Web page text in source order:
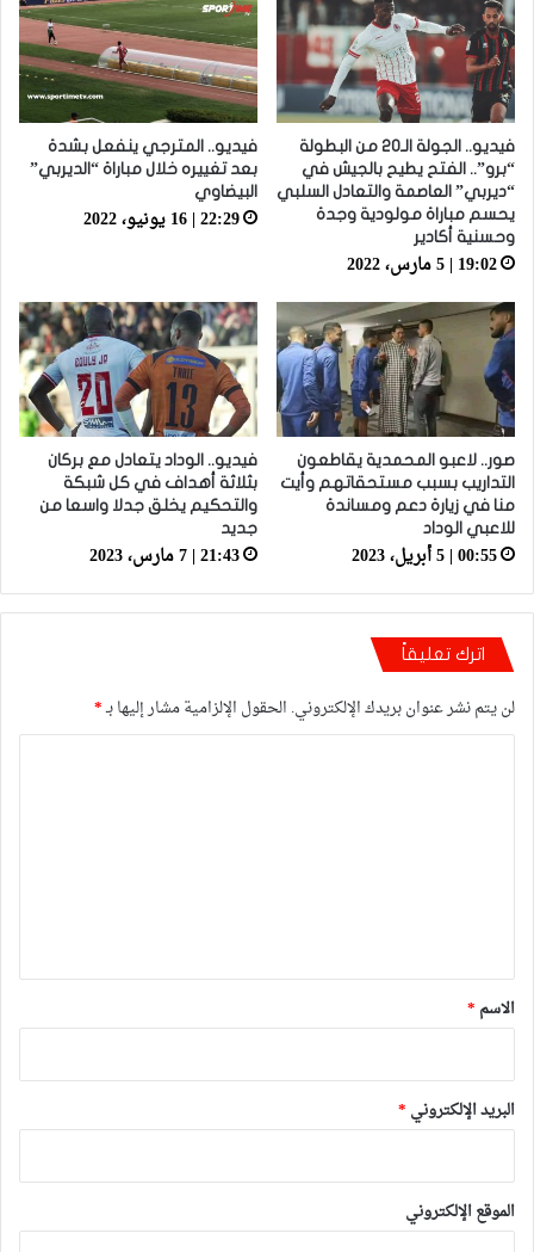
فيديو.. الجولة الـ20 من البطولة
“برو”.. الفتح يطيح بالجيش في
“ديربي” العاصمة والتعادل السلبي
يحسم مباراة مولودية وجدة
وحسنية أكادير
19:02 | 5 مارس، 2022
فيديو.. المترجي ينفعل بشدة
بعد تغييره خلال مباراة “الديربي”
البيضاوي
22:29 | 16 يونيو، 2022
صور.. لاعبو المحمدية يقاطعون
التداريب بسبب مستحقاتهم وأيت
منا في زيارة دعم ومساندة
للاعبي الوداد
00:55 | 5 أبريل، 2023
فيديو.. الوداد يتعادل مع بركان
بثلاثة أهداف في كل شبكة
والتحكيم يخلق جدلا واسعا من
جديد
21:43 | 7 مارس، 2023
اترك تعليقاً
لن يتم نشر عنوان بريدك الإلكتروني. الحقول الإلزامية مشار إليها بـ*
*
الاسم *
البريد الإلكتروني *
الموقع الإلكتروني